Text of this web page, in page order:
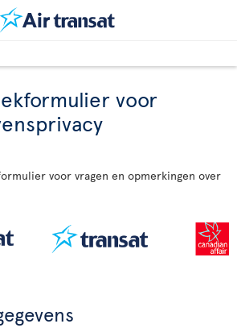
voor
voor vragen en opmerkingen over